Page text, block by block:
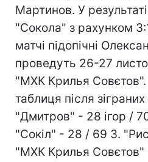
Мартинов. У
"Сокола" з рахунком
матчі підопічні
проведуть 26-27
"МХК Крилья Совєтов".
таблиця після
"Дмитров" - 28 ігор /
"Сокіл" - 28 / 69 3.
"МХК Крилья Совєтов"